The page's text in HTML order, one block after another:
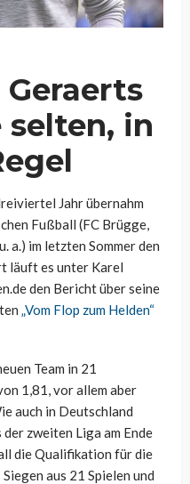
selten, in
Jahr übernahm
Fußball (FC Brügge,
a.) im letzten Sommer den
läuft es unter Karel
den Bericht über seine
„Vom Flop zum Helden“
Team in 21
1,81, vor allem aber
auch in Deutschland
zweiten Liga am Ende
die Qualifikation für die
aus 21 Spielen und